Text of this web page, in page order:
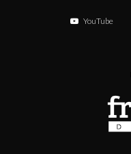
YouTube